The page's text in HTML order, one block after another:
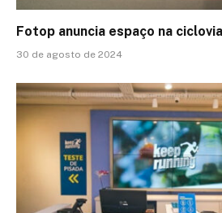
Fotop anuncia espaço na
30 de agosto de 2024